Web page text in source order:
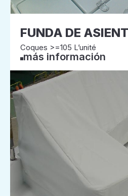
FUNDA DE
Coques >=105 L’unité
más información